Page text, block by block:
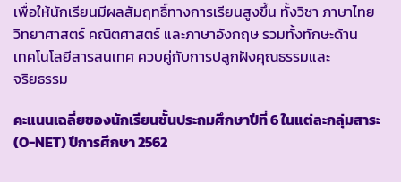
เพื่อให้นักเรียนมีผลสัมฤทธิ์ทางการเรียนสูงขึ้น ทั้งวิชา ภาษาไทย
วิทยาศาสตร์ คณิตศาสตร์ และภาษาอังกฤษ รวมทั้งทักษะด้าน
เทคโนโลยีสารสนเทศ ควบคู่กับการปลูกฝังคุณธรรมและ
จริยธรรม
คะแนนเฉลี่ยของนักเรียนชั้นประถมศึกษาปีที่ 6 ในแต่ละกลุ่มสาระ
(O-NET) ปีการศึกษา 2562